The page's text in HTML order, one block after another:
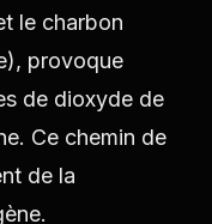
le charbon
provoque
de dioxyde de
Ce chemin de
de la